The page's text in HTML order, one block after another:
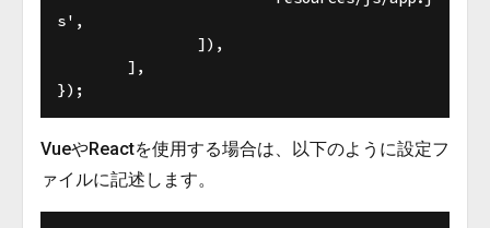
s',
VueやReactを使用する場合は、以下のように設定フ
ァイルに記述します。